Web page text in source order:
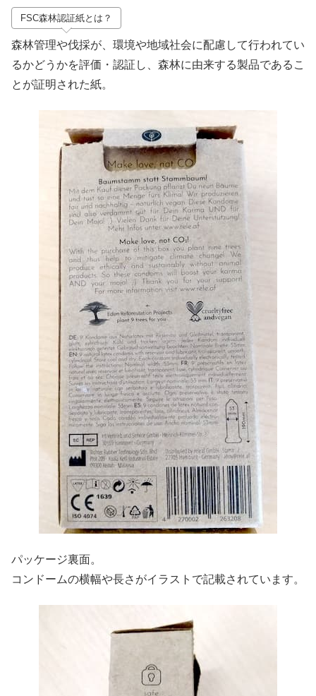
FSC森林認証紙とは？
森林管理や伐採が、環境や地域社会に配慮して行われてい
るかどうかを評価・認証し、森林に由来する製品であるこ
とが証明された紙。
パッケージ裏面。
コンドームの横幅や長さがイラストで記載されています。